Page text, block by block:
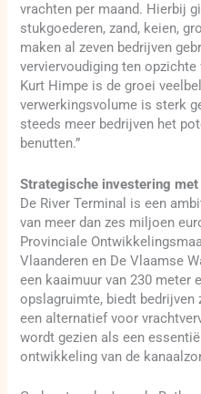
vrachten per maand. Hierbij
stukgoederen, zand, keien,
maken al zeven bedrijven
verviervoudiging ten
Kurt Himpe is de groei
verwerkingsvolume is sterk
steeds meer bedrijven het
benutten.”
Strategische investering met
De River Terminal is een
van meer dan zes miljoen
Provinciale
Vlaanderen en De Vlaamse
een kaaimuur van 230 meter
opslagruimte, biedt
een alternatief voor
wordt gezien als een
ontwikkeling van de